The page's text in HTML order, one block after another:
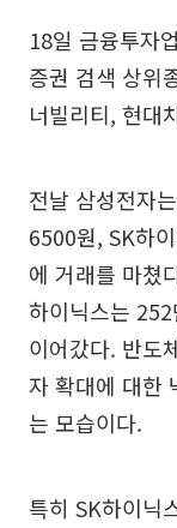
18일 금융투자
증권 검색 상위
너빌리티, 현대
전날 삼성전자
6500원, SK하
에 거래를 마쳤
하이닉스는
이어갔다. 반도
자 확대에 대한
는 모습이다.
특히 SK하이닉